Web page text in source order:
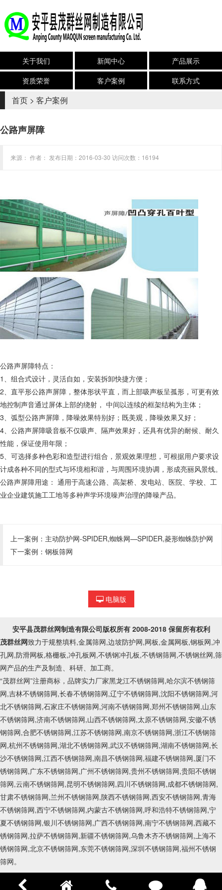
关于我们 新闻中心
产品展示
资质荣誉
客户案例 联系方式
首页 > 客户案例
公路声屏障
来源： 作者： 发布日期：2016-03-30 访问次数：16194
公路声屏障特点：
1、组合式设计，灵活自如，安装拆卸快捷方便；
2、直平形公路声屏障，整体形状平直，而上部吸声板呈孤形，可更有效
地控制声音通过屏体上部的绕射， 中间以连续的框架结构为主体；
3、弧型公路声屏障，降噪效果特别好；既美观，降噪效果又好；
4、公路声屏障吸音板不仅吸声、隔声效果好，还具有优异的耐候、耐久
性能，保证使用年限；
5、可选择多种色彩和造型进行组合，景观效果理想，可根据用户要求设
计成各种不同的型式与环境相和谐，与周围环境协调，形成亮丽风景线。
公路声屏障用途： 通用于高速公路、高架桥、发电站、医院、学校、工
业企业建筑施工工地等多种声学环境噪声治理的降噪产品。
上一案例： 主动防护网-SPIDER,蜘蛛网—SPIDER,菱形蜘蛛防护网
下一案例： 钢板筛网
电脑版
安平县茂群丝网制造有限公司版权所有 2008-2018 保留所有权利
茂群丝网致力于规整填料,金属筛网,边坡防护网,网板,金属网板,钢板网,冲
孔网,防滑网板,格栅板,冲孔板网,不锈钢冲孔板,不锈钢筛网,不锈钢丝网,筛
网产品的生产及制造、科研、加工商。
“茂群丝网”注册商标，品牌实力厂家黑龙江不锈钢筛网,哈尔滨不锈钢筛
网,吉林不锈钢筛网,长春不锈钢筛网,辽宁不锈钢筛网,沈阳不锈钢筛网,河
北不锈钢筛网,石家庄不锈钢筛网,河南不锈钢筛网,郑州不锈钢筛网,山东
不锈钢筛网,济南不锈钢筛网,山西不锈钢筛网,太原不锈钢筛网,安徽不锈
钢筛网,合肥不锈钢筛网,江苏不锈钢筛网,南京不锈钢筛网,浙江不锈钢筛
网,杭州不锈钢筛网,湖北不锈钢筛网,武汉不锈钢筛网,湖南不锈钢筛网,长
沙不锈钢筛网,江西不锈钢筛网,南昌不锈钢筛网,福建不锈钢筛网,厦门不
锈钢筛网,广东不锈钢筛网,广州不锈钢筛网,贵州不锈钢筛网,贵阳不锈钢
筛网,云南不锈钢筛网,昆明不锈钢筛网,四川不锈钢筛网,成都不锈钢筛网,
甘肃不锈钢筛网,兰州不锈钢筛网,陕西不锈钢筛网,西安不锈钢筛网,青海
不锈钢筛网,西宁不锈钢筛网,内蒙古不锈钢筛网,呼和浩特不锈钢筛网,宁
夏不锈钢筛网,银川不锈钢筛网,广西不锈钢筛网,南宁不锈钢筛网,西藏不
锈钢筛网,拉萨不锈钢筛网,新疆不锈钢筛网,乌鲁木齐不锈钢筛网,上海不
锈钢筛网,北京不锈钢筛网,东莞不锈钢筛网,深圳不锈钢筛网,福州不锈钢
筛网。